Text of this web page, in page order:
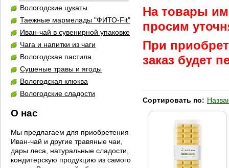
Вологодские цукаты
Таежные мармелады "ФИТО-Fit"
Иван-чай в сувенирной упаковке
Чага и напитки из чаги
Вологодская пастила
Сушеные травы и ягоды
Вологодская клюква
Вологодские сладости
О нас
Мы предлагаем для приобретения
Иван-чай и другие травяные чаи,
дары леса, натуральные сладости,
кондитерскую продукцию из самого
На товары
просим
При
заказ будет
Сортировать по: